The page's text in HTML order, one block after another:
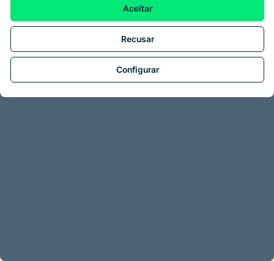
Configurar
Recusar
Aceitar